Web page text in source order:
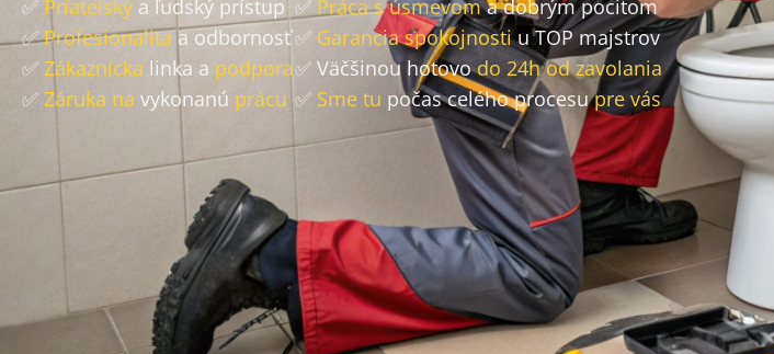
✅ Priateľský a ľudský prístup
✅Profesionalitaa odbornosť
✅ Zákaznícka linka a podpora
✅ Záruka na vykonanú prácu
✅ Práca s úsmevoma dobrým pocitom
✅ Garancia spokojnostiu TOP majstrov
✅ Väčšinou hotovodo 24h od zavolania
✅ Sme tu počas celého procesupre vás